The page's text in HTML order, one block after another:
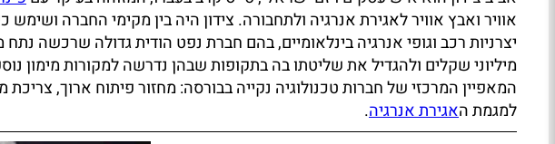
אוויר ואבץ אוויר לאגירת אנרגיה ולתחבורה. צידון היה בין מקימי החברה ושימש
יצרניות רכב וגופי אנרגיה בינלאומיים, בהם חברת נפט הודית גדולה שרכשה
מיליוני שקלים ולהגדיל את שליטתו בה בתקופות שבהן נדרשה למקורות מימון
המאפיין המרכזי של חברות טכנולוגיה נקייה בבורסה: מחזור פיתוח ארוך,
למגמת האגירת אנרגיה.